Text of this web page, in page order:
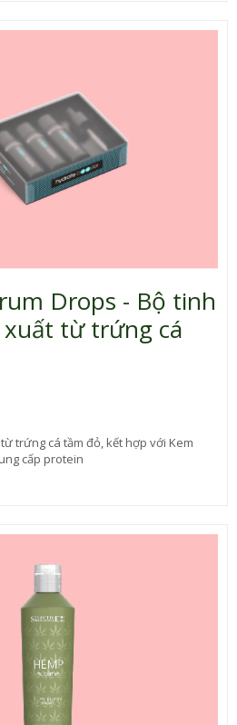
Drops - Bộ tinh
từ trứng cá
trứng cá tầm đỏ, kết hợp với Kem
cấp protein